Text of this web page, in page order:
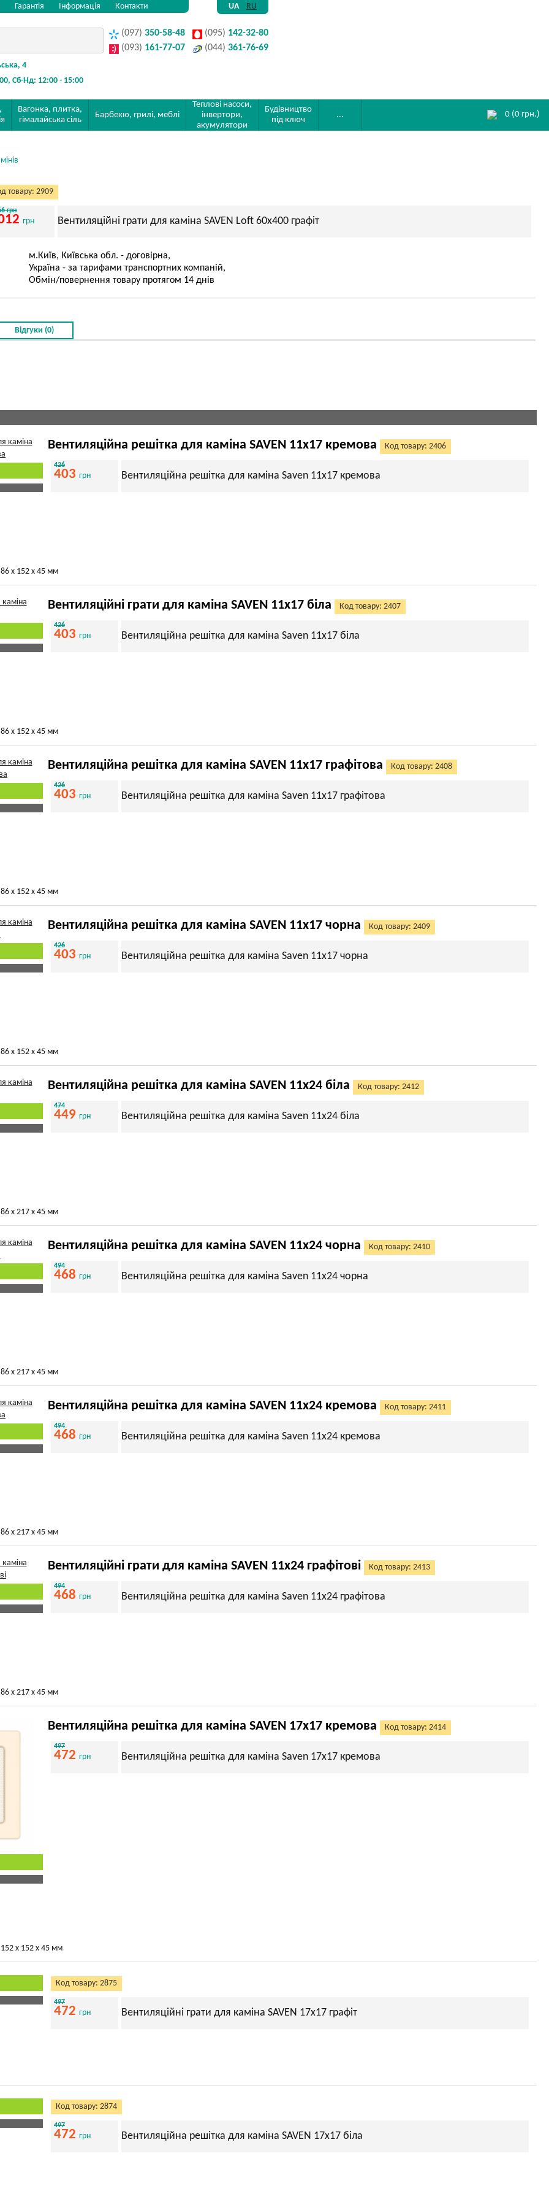
Гарантія Інформація Контакти UA RU
4
Сб-Нд: 12:00 - 15:00
(097) 350-58-48 (095) 142-32-80
(093) 161-77-07 (044) 361-76-69
Вагонка, плитка,
гімалайська сіль
Барбекю, грилі, меблі
Теплові насоси,
інвертори,
акумулятори
Будівництво
під ключ
... 0 (0 грн.)
товару: 2909
грн
грн Вентиляційні грати для каміна SAVEN Loft 60х400 графіт
м.Київ, Київська обл. - договірна,
Україна - за тарифами транспортних компаній,
Обмін/повернення товару протягом 14 днів
Відгуки (0)
Вентиляційна решітка для каміна SAVEN 11х17 кремова Код товару: 2406
426
403 грн Вентиляційна решітка для каміна Saven 11х17 кремова
х 152 х 45 мм
Вентиляційні грати для каміна SAVEN 11х17 біла Код товару: 2407
426
403 грн Вентиляційна решітка для каміна Saven 11х17 біла
х 152 х 45 мм
Вентиляційна решітка для каміна SAVEN 11х17 графітова Код товару: 2408
426
403 грн Вентиляційна решітка для каміна Saven 11х17 графітова
х 152 х 45 мм
Вентиляційна решітка для каміна SAVEN 11х17 чорна Код товару: 2409
426
403 грн Вентиляційна решітка для каміна Saven 11х17 чорна
х 152 х 45 мм
Вентиляційна решітка для каміна SAVEN 11х24 біла Код товару: 2412
474
449 грн Вентиляційна решітка для каміна Saven 11х24 біла
х 217 х 45 мм
Вентиляційна решітка для каміна SAVEN 11х24 чорна Код товару: 2410
494
468 грн Вентиляційна решітка для каміна Saven 11х24 чорна
х 217 х 45 мм
Вентиляційна решітка для каміна SAVEN 11х24 кремова Код товару: 2411
494
468 грн Вентиляційна решітка для каміна Saven 11х24 кремова
х 217 х 45 мм
Вентиляційні грати для каміна SAVEN 11х24 графітові Код товару: 2413
494
468 грн Вентиляційна решітка для каміна Saven 11х24 графітова
х 217 х 45 мм
Вентиляційна решітка для каміна SAVEN 17х17 кремова Код товару: 2414
497
472 грн Вентиляційна решітка для каміна Saven 17х17 кремова
х 152 х 45 мм
Код товару: 2875
497
472 грн Вентиляційні грати для каміна SAVEN 17х17 графіт
Код товару: 2874
497
472 грн Вентиляційна решітка для каміна SAVEN 17х17 біла